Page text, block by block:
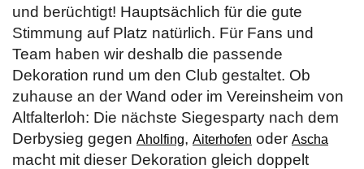
und berüchtigt! Hauptsächlich für die gute
Stimmung auf Platz natürlich. Für Fans und
Team haben wir deshalb die passende
Dekoration rund um den Club gestaltet. Ob
zuhause an der Wand oder im Vereinsheim von
Altfalterloh: Die nächste Siegesparty nach dem
Derbysieg gegen Aholfing, Aiterhofen oder Ascha
macht mit dieser Dekoration gleich doppelt